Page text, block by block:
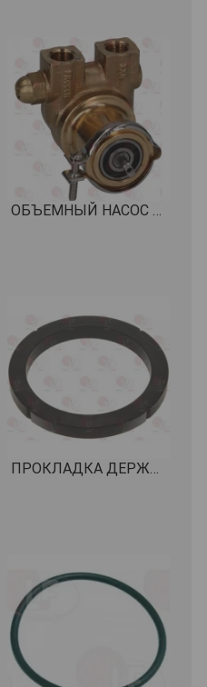
ПРОКЛАДКА ДЕРЖАТЕЛЯ ФИЛЬТРА ø 72x58x8 мм КОД: 1486007